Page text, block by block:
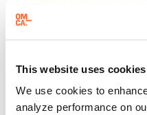
This website uses cookies
We use cookies to
analyze performance on